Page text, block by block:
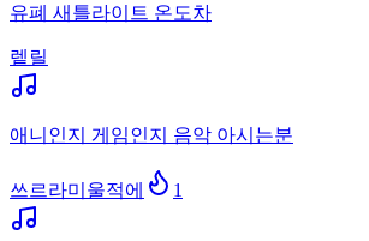
유폐 새틀라이트 온도차
렡릴
애니인지 게임인지 음악 아시는분
쓰르라미울적에 1